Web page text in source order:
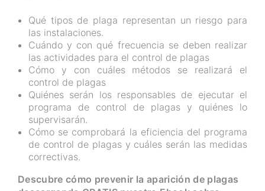
Qué tipos de plaga representan un riesgo para
las instalaciones.
Cuándo y con qué frecuencia se deben realizar
las actividades para el control de plagas
Cómo y con cuáles métodos se realizará el
control de plagas
Quiénes serán los responsables de ejecutar el
programa de control de plagas y quiénes lo
supervisarán.
Cómo se comprobará la eficiencia del programa
de control de plagas y cuáles serán las medidas
correctivas.
Descubre cómo prevenir la aparición de plagas